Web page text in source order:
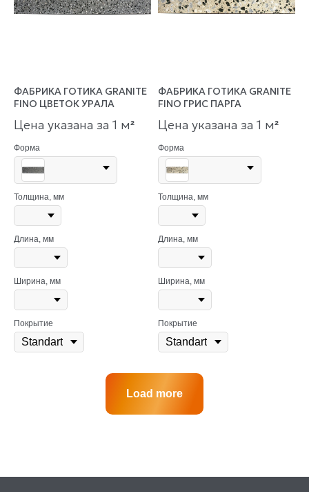
ФАБРИКА ГОТИКА GRANITE
FINO ЦВЕТОК УРАЛА
Цена указана за 1 м²
Форма
Толщина, мм
Длина, мм
Ширина, мм
Покрытие
ФАБРИКА ГОТИКА GRANITE
FINO ГРИС ПАРГА
Цена указана за 1 м²
Форма
Толщина, мм
Длина, мм
Ширина, мм
Покрытие
Load more